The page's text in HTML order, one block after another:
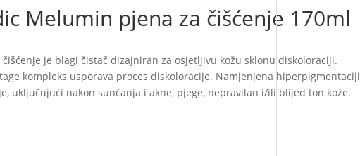
Melumin pjena za čišćenje 170ml
čišćenje je blagi čistač dizajniran za osjetljivu kožu sklonu diskoloraciji.
kompleks usporava proces diskoloracije. Namjenjena hiperpigmentaciji
uključujući nakon sunčanja i akne, pjege, nepravilan i/ili blijed ton kože.